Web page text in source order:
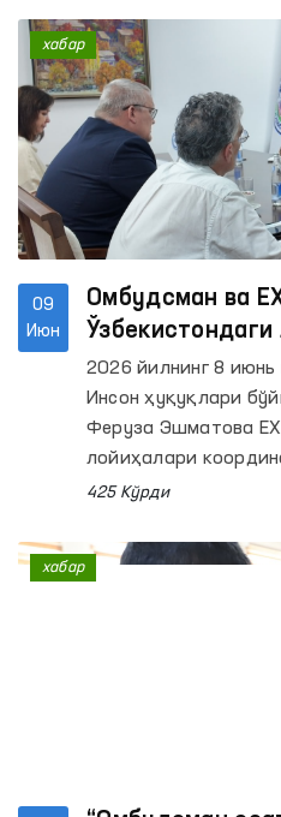
09
Июн
Омбудсман ва
координатори
ҳамкорлик
қилинди
2026 йилнинг 8
Инсон ҳуқуқлари
Феруза Эшматова
лойиҳалари
билан учрашди.
425 Кўрди
хабар
хабар